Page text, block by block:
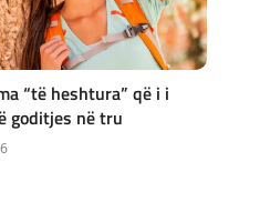
“të heshtura” që i i
goditjes në tru